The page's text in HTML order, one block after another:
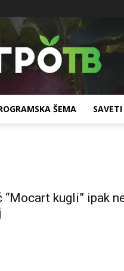
TV
ŠEMA
kugli” ipak